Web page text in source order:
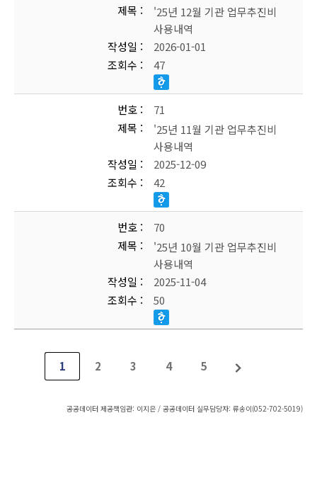
제목
'25년 12월 기관 업무추진비
사용내역
작성일
2026-01-01
조회수
47
번호
71
제목
'25년 11월 기관 업무추진비
사용내역
작성일
2025-12-09
조회수
42
번호
70
제목
'25년 10월 기관 업무추진비
사용내역
작성일
2025-11-04
조회수
50
1 2 3 4 5
공공데이터 제공책임관: 이지은 / 공공데이터 실무담당자: 류송이(052-702-5019)